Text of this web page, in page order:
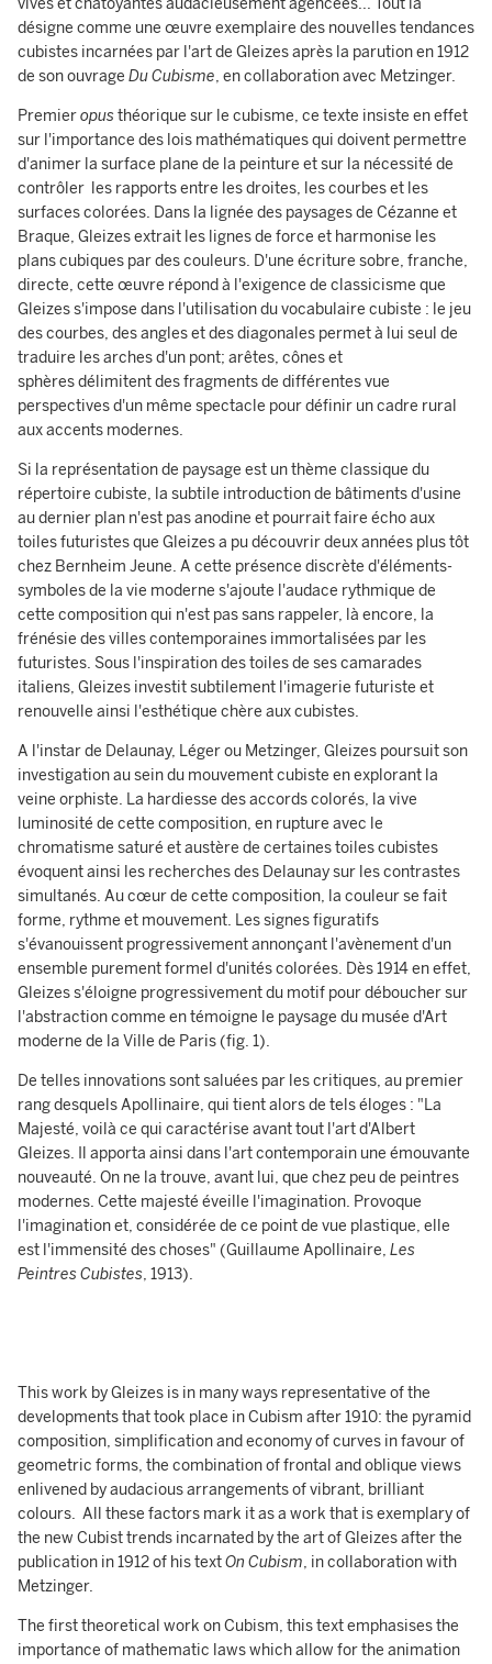
vives et chatoyantes audacieusement agencées... Tout la
désigne comme une œuvre exemplaire des nouvelles tendances
cubistes incarnées par l'art de Gleizes après la parution en 1912
de son ouvrage Du Cubisme, en collaboration avec Metzinger.
Premieropusthéorique sur le cubisme, ce texte insiste en effet
sur l'importance des lois mathématiques qui doivent permettre
d'animer la surface plane de la peinture et sur la nécessité de
contrôler les rapports entre les droites, les courbes et les
surfaces colorées. Dans la lignée des paysages de Cézanne et
Braque, Gleizes extrait les lignes de force et harmonise les
plans cubiques par des couleurs. D'une écriture sobre, franche,
directe, cette œuvre répond à l'exigence de classicisme que
Gleizes s'impose dans l'utilisation du vocabulaire cubiste : le jeu
des courbes, des angles et des diagonales permet à lui seul de
traduire les arches d'un pont; arêtes, cônes et
sphères délimitent des fragments de différentes vue
perspectives d'un même spectacle pour définir un cadre rural
aux accents modernes.
Si la représentation de paysage est un thème classique du
répertoire cubiste, la subtile introduction de bâtiments d'usine
au dernier plan n'est pas anodine et pourrait faire écho aux
toiles futuristes que Gleizes a pu découvrir deux années plus tôt
chez Bernheim Jeune. A cette présence discrète d'éléments-
symboles de la vie moderne s'ajoute l'audace rythmique de
cette composition qui n'est pas sans rappeler, là encore, la
frénésie des villes contemporaines immortalisées par les
futuristes. Sous l'inspiration des toiles de ses camarades
italiens, Gleizes investit subtilement l'imagerie futuriste et
renouvelle ainsi l'esthétique chère aux cubistes.
A l'instar de Delaunay, Léger ou Metzinger, Gleizes poursuit son
investigation au sein du mouvement cubiste en explorant la
veine orphiste. La hardiesse des accords colorés, la vive
luminosité de cette composition, en rupture avec le
chromatisme saturé et austère de certaines toiles cubistes
évoquent ainsi les recherches des Delaunay sur les contrastes
simultanés. Au cœur de cette composition, la couleur se fait
forme, rythme et mouvement. Les signes figuratifs
s'évanouissent progressivement annonçant l'avènement d'un
ensemble purement formel d'unités colorées. Dès 1914 en effet,
Gleizes s'éloigne progressivement du motif pour déboucher sur
l'abstraction comme en témoigne le paysage du musée d'Art
moderne de la Ville de Paris (fig. 1).
De telles innovations sont saluées par les critiques, au premier
rang desquels Apollinaire, qui tient alors de tels éloges : "La
Majesté, voilà ce qui caractérise avant tout l'art d'Albert
Gleizes. Il apporta ainsi dans l'art contemporain une émouvante
nouveauté. On ne la trouve, avant lui, que chez peu de peintres
modernes. Cette majesté éveille l'imagination. Provoque
l'imagination et, considérée de ce point de vue plastique, elle
est l'immensité des choses" (Guillaume Apollinaire, Les
Peintres Cubistes, 1913).
This work by Gleizes is in many ways representative of the
developments that took place in Cubism after 1910: the pyramid
composition, simplification and economy of curves in favour of
geometric forms, the combination of frontal and oblique views
enlivened by audacious arrangements of vibrant, brilliant
colours. All these factors mark it as a work that is exemplary of
the new Cubist trends incarnated by the art of Gleizes after the
publication in 1912 of his textOn Cubism, in collaboration with
Metzinger.
The first theoretical work on Cubism, this text emphasises the
importance of mathematic laws which allow for the animation